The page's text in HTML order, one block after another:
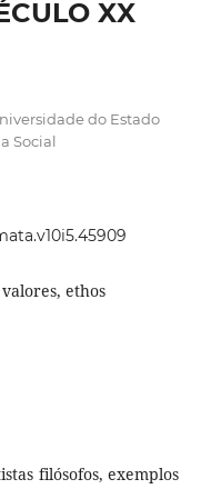
XX
do Estado
Social
ethos
filósofos, exemplos